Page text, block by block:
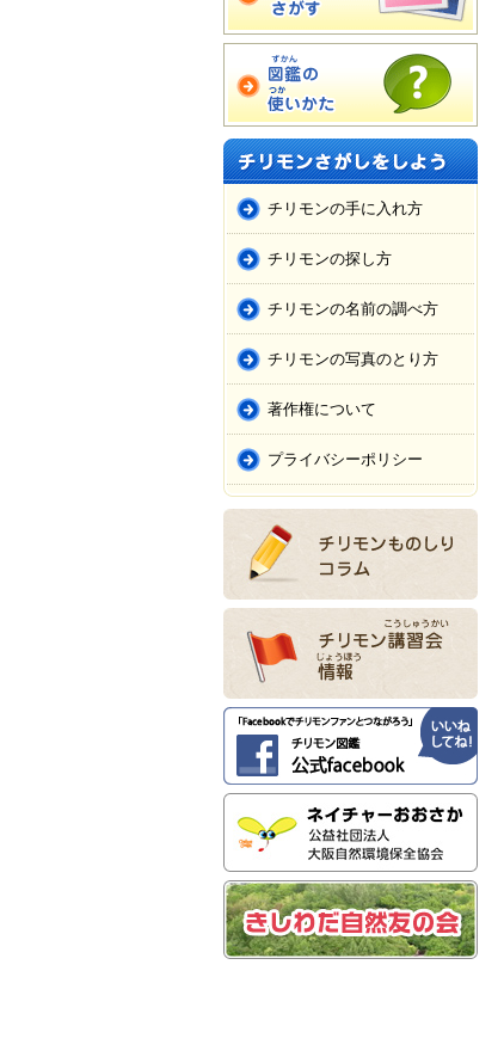
チリモンの手に入れ方
チリモンの探し方
チリモンの名前の調べ方
チリモンの写真のとり方
著作権について
プライバシーポリシー